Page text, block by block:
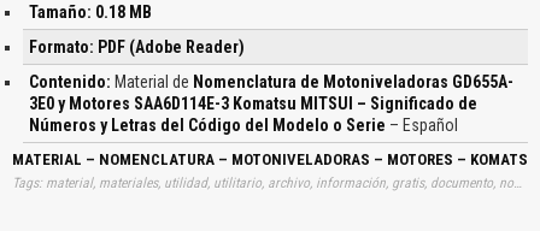
Tamaño: 0.18 MB
Formato: PDF (Adobe Reader)
Contenido: Material de Nomenclatura de Motoniveladoras GD655A-
3E0 y Motores SAA6D114E-3 Komatsu MITSUI – Significado de
Números y Letras del Código del Modelo o Serie – Español
MATERIAL – NOMENCLATURA – MOTONIVELADORAS – MOTORES –